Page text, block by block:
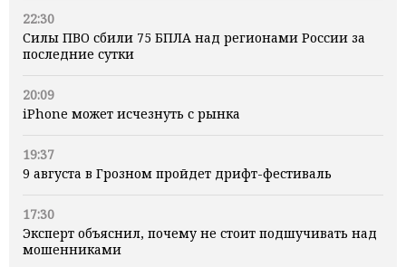
22:30
Силы ПВО сбили 75 БПЛА над регионами России за
последние сутки
20:09
iPhone может исчезнуть с рынка
19:37
9 августа в Грозном пройдет дрифт-фестиваль
17:30
Эксперт объяснил, почему не стоит подшучивать над
мошенниками